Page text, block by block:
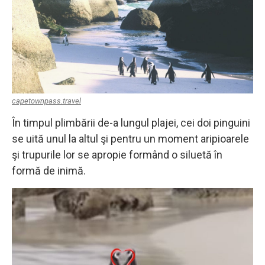
capetownpass.travel
În timpul plimbării de-a lungul plajei, cei doi pinguini
se uită unul la altul şi pentru un moment aripioarele
şi trupurile lor se apropie formând o siluetă în
formă de inimă.